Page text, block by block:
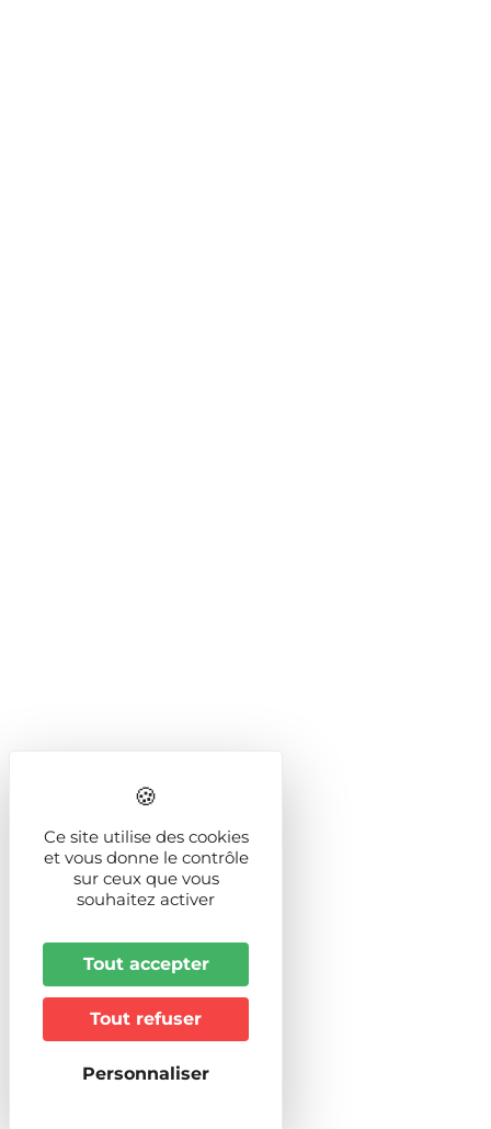
Ce site utilise des cookies
et vous donne le contrôle
sur ceux que vous
souhaitez activer
Tout accepter
Tout refuser
Personnaliser